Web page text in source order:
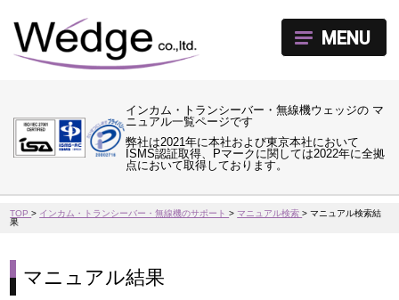
インカム・トランシーバー・無線機ウェッジの マ
ニュアル一覧ページです
弊社は2021年に本社および東京本社において
ISMS認証取得、Pマークに関しては2022年に全拠
点において取得しております。
MENU
TOP> インカム・トランシーバー・無線機のサポート>マニュアル検索>マニュアル検索結
果
マニュアル結果